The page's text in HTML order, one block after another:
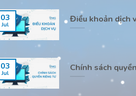
Điều khoản dịch
03
Jul
Chính sách
03
Jul